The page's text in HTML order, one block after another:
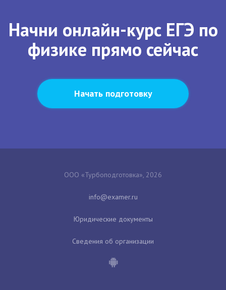
Начни онлайн-курс ЕГЭ по
физике прямо сейчас
Начать подготовку
ООО «Турбоподготовка», 2026
Юридические документы
Сведения об организации